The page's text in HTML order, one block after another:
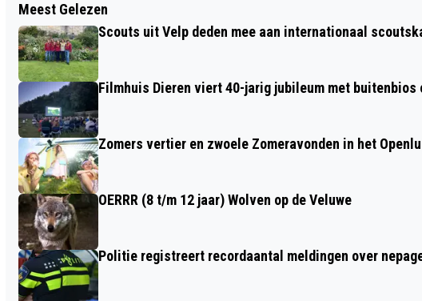
CARNAVALSVERENIGING DE
BLAOSPIEPKES PRESENTEERT NIEUWE
PRAALWAGEN TIJDENS KIEKDAG IN
WESTERVOORT
Meest Gelezen
Scouts uit Velp deden mee aan internationaal
Filmhuis Dieren viert 40-jarig jubileum met buitenbios
Zomers vertier en zwoele Zomeravonden in het
OERRR (8 t/m 12 jaar) Wolven op de Veluwe
Politie registreert recordaantal meldingen over